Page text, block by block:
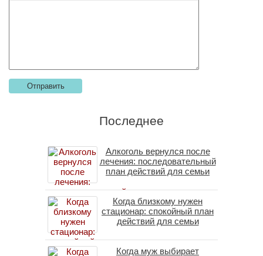
Последнее
Алкоголь вернулся после
лечения: последовательный
план действий для семьи
Когда близкому нужен
стационар: спокойный план
действий для семьи
Когда муж выбирает